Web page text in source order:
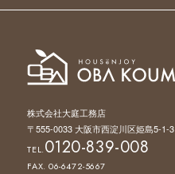
株式会社大庭工務店
〒555-0033 大阪市西淀川区姫島5-1-3
TEL.0120-839-008
FAX. 06-6472-5667